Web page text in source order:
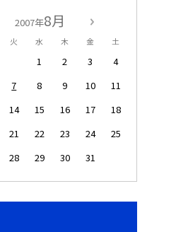
2007年8月
火 水 木 金 土
1 2 3
4
7 8 9 10
11
14 15 16 17
18
21 22 23 24
25
28 29 30 31